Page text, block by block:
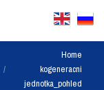
are here:Home
kogeneracni
jednotka_pohled